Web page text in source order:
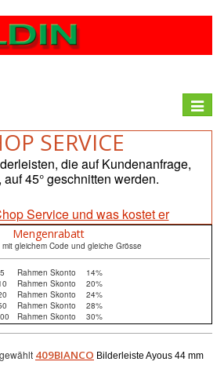
Toggle
SERVICE
die auf Kundenanfrage,
auf 45° geschnitten werden.
Service und was kostet er
Mengenrabatt
gleichem Code und gleiche Grösse
5 Rahmen Skonto
14%
Rahmen Skonto
20%
Rahmen Skonto
24%
Rahmen Skonto
28%
Rahmen Skonto 30%
409BIANCO Bilderleiste Ayous 44 mm